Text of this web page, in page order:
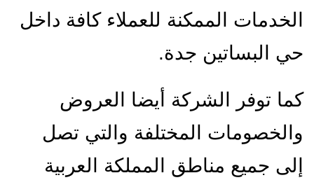
الخدمات الممكنة للعملاء كافة داخل
حي البساتين جدة.
كما توفر الشركة أيضا العروض
والخصومات المختلفة والتي تصل
إلى جميع مناطق المملكة العربية